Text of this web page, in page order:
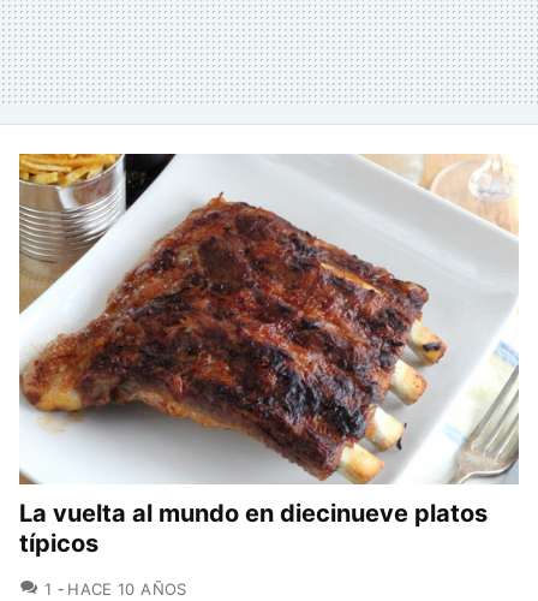
La vuelta al mundo en diecinueve platos
típicos
1 COMENTARIOS
HACE 10 AÑOS